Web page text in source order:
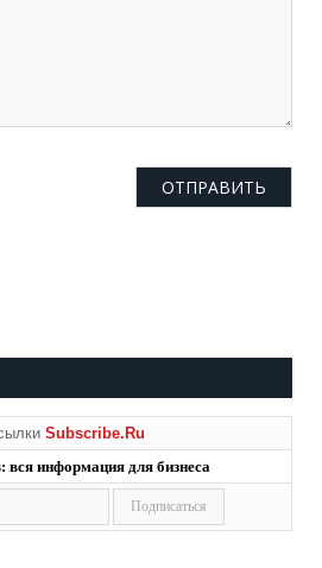
Subscribe.Ru
вся информация для бизнеса